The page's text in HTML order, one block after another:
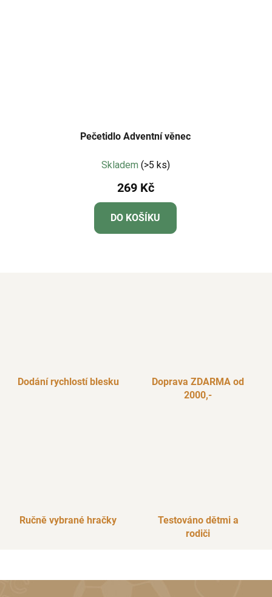
Pečetidlo Adventní věnec
Skladem (>5 ks)
269 Kč
DO KOŠÍKU
Dodání rychlostí blesku
Doprava ZDARMA od
2000,-
Ručně vybrané hračky
Testováno dětmi a
rodiči